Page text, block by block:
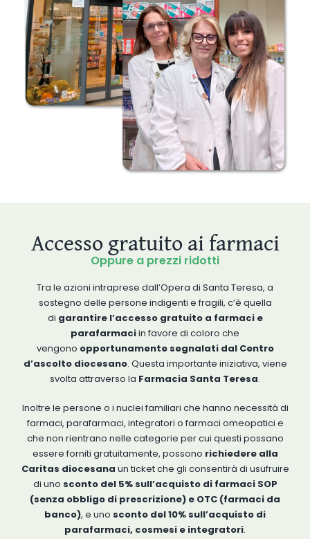
Accesso gratuito ai farmaci
Oppure a prezzi ridotti
Tra le azioni intraprese dall’Opera di Santa Teresa, a
sostegno delle persone indigenti e fragili, c’è quella
di garantire l’accesso gratuito a farmaci e
parafarmaciin favore di coloro che
vengono opportunamente segnalati dal Centro
d’ascolto diocesano. Questa importante iniziativa, viene
svolta attraverso la Farmacia Santa Teresa.
Inoltre le persone o i nuclei familiari che hanno necessità di
farmaci, parafarmaci, integratori o farmaci omeopatici e
che non rientrano nelle categorie per cui questi possano
essere forniti gratuitamente, possono richiedere alla
Caritas diocesana un ticket che gli consentirà di usufruire
di uno sconto del 5% sull’acquisto di farmaci SOP
(senza obbligo di prescrizione) e OTC (farmaci da
banco), e uno sconto del 10% sull’acquisto di
parafarmaci, cosmesi e integratori.